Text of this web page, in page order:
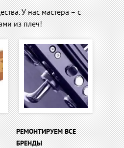
У нас мастера – с
из плеч!
РЕМОНТИРУЕМ ВСЕ
БРЕНДЫ